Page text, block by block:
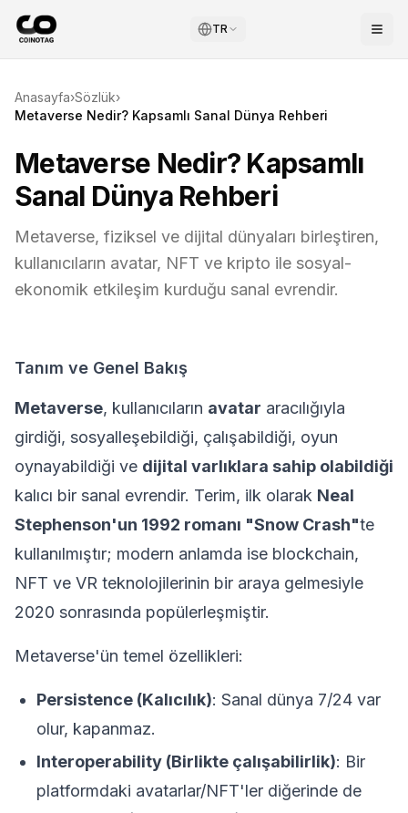
TR
Anasayfa›Sözlük›
Metaverse Nedir? Kapsamlı Sanal Dünya Rehberi
Metaverse Nedir? Kapsamlı
Sanal Dünya Rehberi
Metaverse, fiziksel ve dijital dünyaları birleştiren,
kullanıcıların avatar, NFT ve kripto ile sosyal-
ekonomik etkileşim kurduğu sanal evrendir.
Tanım ve Genel Bakış
Metaverse, kullanıcıların avatar aracılığıyla
girdiği, sosyalleşebildiği, çalışabildiği, oyun
oynayabildiği ve dijital varlıklara sahip olabildiği
kalıcı bir sanal evrendir. Terim, ilk olarak Neal
Stephenson'un 1992 romanı "Snow Crash"te
kullanılmıştır; modern anlamda ise blockchain,
NFT ve VR teknolojilerinin bir araya gelmesiyle
2020 sonrasında popülerleşmiştir.
Metaverse'ün temel özellikleri:
Persistence (Kalıcılık): Sanal dünya 7/24 var
olur, kapanmaz.
Interoperability (Birlikte çalışabilirlik): Bir
platformdaki avatarlar/NFT'ler diğerinde de